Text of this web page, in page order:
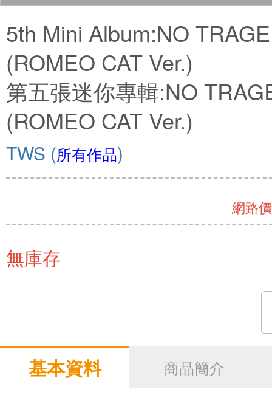
5th Mini Album:NO
(ROMEO CAT Ver.)
第五張迷你專輯:NO
(ROMEO CAT Ver.)
TWS (所有作品)
網路
無庫存
基本資料
商品簡介